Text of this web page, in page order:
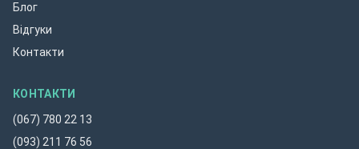
Блог
Відгуки
Контакти
КОНТАКТИ
(067) 780 22 13
(093) 211 76 56